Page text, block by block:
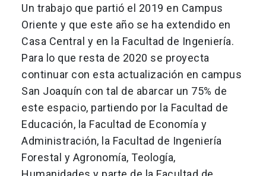
Un trabajo que partió el 2019 en Campus
Oriente y que este año se ha extendido en
Casa Central y en la Facultad de Ingeniería.
Para lo que resta de 2020 se proyecta
continuar con esta actualización en campus
San Joaquín con tal de abarcar un 75% de
este espacio, partiendo por la Facultad de
Educación, la Facultad de Economía y
Administración, la Facultad de Ingeniería
Forestal y Agronomía, Teología,